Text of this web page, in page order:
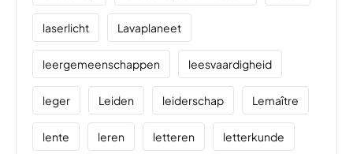
laserlicht Lavaplaneet
leergemeenschappen leesvaardigheid
leger Leiden leiderschap Lemaître
lente leren letteren letterkunde